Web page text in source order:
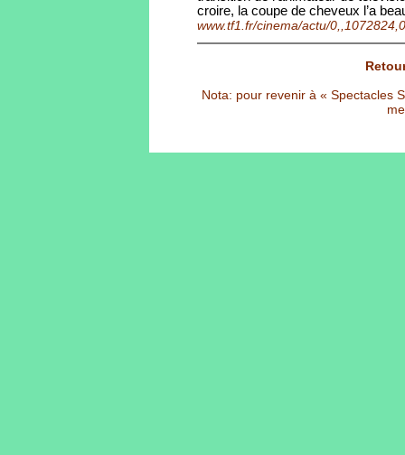
croire, la coupe de cheveux l’a
www.tf1.fr/cinema/actu/
Nota: pour revenir à « Spectacles